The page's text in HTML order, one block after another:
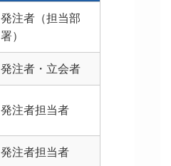
発注者（担当部
署）
発注者・立会者
発注者担当者
発注者担当者